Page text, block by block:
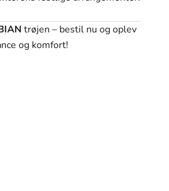
trøjen – bestil nu og oplev
og komfort!